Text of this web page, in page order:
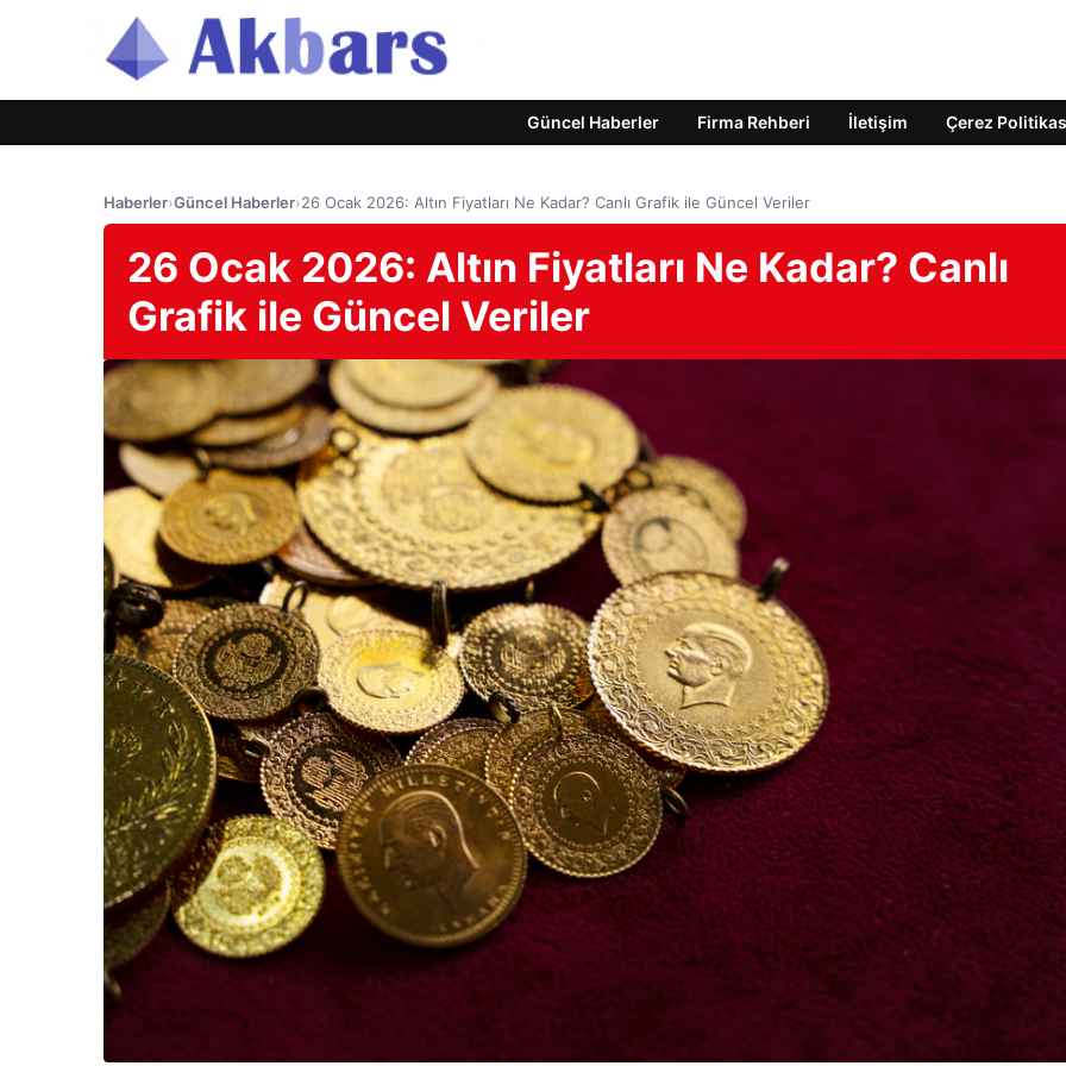
Güncel Haberler Firma Rehberi İletişim Çerez
Haberler›Güncel Haberler›26 Ocak 2026: Altın Fiyatları Ne Kadar? Canlı Grafik ile Güncel Veriler
26 Ocak 2026: Altın Fiyatları Ne Kadar? Canlı
Grafik ile Güncel Veriler